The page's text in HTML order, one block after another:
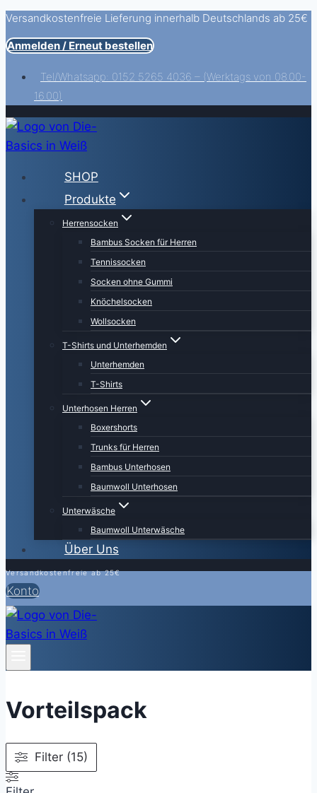
Zum
Inhalt
springen
Versandkostenfreie Lieferung innerhalb Deutschlands ab 25€
Anmelden / Erneut bestellen
Tel/Whatsapp: 0152 5265 4036 – (Werktags von 08.00-
16.00)
SHOP
Produkte
Herrensocken
Bambus Socken für Herren
Tennissocken
Socken ohne Gummi
Knöchelsocken
Wollsocken
T-Shirts und Unterhemden
Unterhemden
T-Shirts
Unterhosen Herren
Boxershorts
Trunks für Herren
Bambus Unterhosen
Baumwoll Unterhosen
Unterwäsche
Baumwoll Unterwäsche
Über Uns
Versandkostenfreie ab 25€
Konto
Vorteilspack
Filter (15)